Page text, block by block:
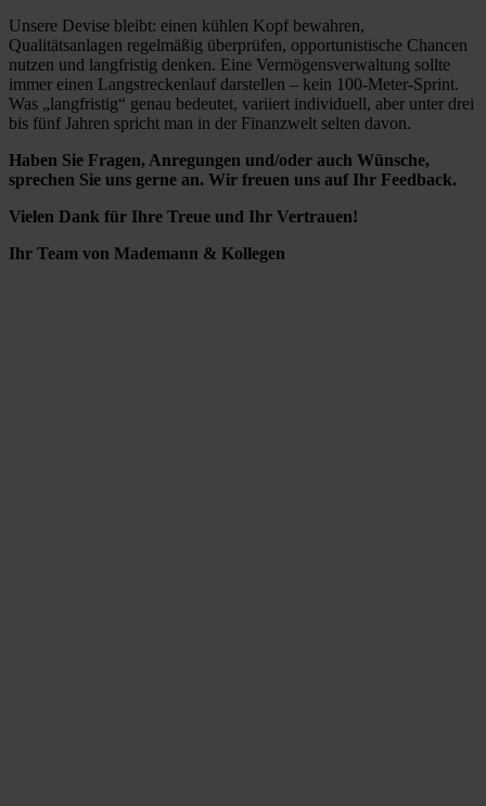
Unsere Devise bleibt: einen kühlen Kopf bewahren,
Qualitätsanlagen regelmäßig überprüfen, opportunistische Chancen
nutzen und langfristig denken. Eine Vermögensverwaltung sollte
immer einen Langstreckenlauf darstellen – kein 100-Meter-Sprint.
Was „langfristig“ genau bedeutet, variiert individuell, aber unter drei
bis fünf Jahren spricht man in der Finanzwelt selten davon.
Haben Sie Fragen, Anregungen und/oder auch Wünsche,
sprechen Sie uns gerne an. Wir freuen uns auf Ihr Feedback.
Vielen Dank für Ihre Treue und Ihr Vertrauen!
Ihr Team von Mademann & Kollegen